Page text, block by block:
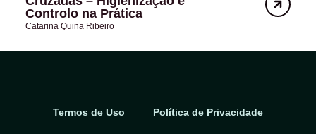
Controlo na Prática
Catarina Quina Ribeiro
Termos de Uso Política de Privacidade